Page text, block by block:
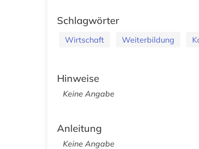
Schlagwörter
Wirtschaft Weiterbildung
Hinweise
Keine Angabe
Anleitung
Keine Angabe